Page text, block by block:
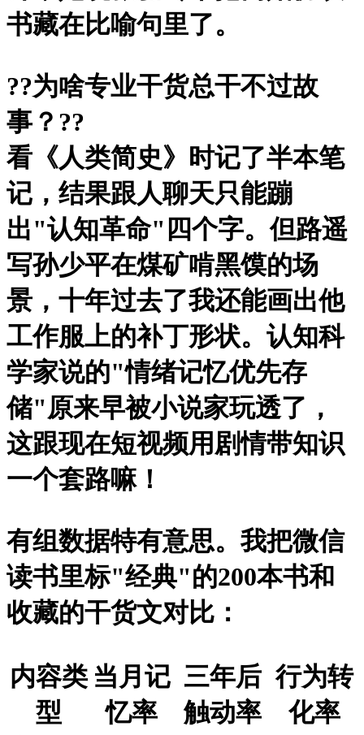
书藏在比喻句里了。
??为啥专业干货总干不过故
事？??
看《人类简史》时记了半本笔
记，结果跟人聊天只能蹦
出"认知革命"四个字。但路遥
写孙少平在煤矿啃黑馍的场
景，十年过去了我还能画出他
工作服上的补丁形状。认知科
学家说的"情绪记忆优先存
储"原来早被小说家玩透了，
这跟现在短视频用剧情带知识
一个套路嘛！
有组数据特有意思。我把微信
读书里标"经典"的200本书和
收藏的干货文对比：
内容类
型
当月记
忆率
三年后
触动率
行为转
化率